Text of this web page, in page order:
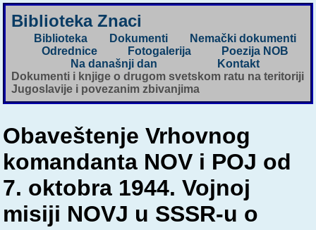
Biblioteka Znaci
Biblioteka Dokumenti
Nemački dokumenti
Odrednice
Fotogalerija
Poezija NOB
Na današnji dan
Kontakt
Dokumenti i knjige o drugom svetskom ratu na teritoriji
Jugoslavije i povezanim zbivanjima
Obaveštenje Vrhovnog
komandanta NOV i POJ od
7. oktobra 1944. Vojnoj
misiji NOVJ u SSSR-u o